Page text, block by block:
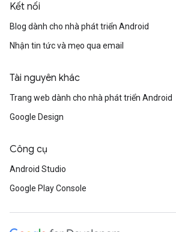
Kết nối
Blog dành cho nhà phát triển Android
Nhận tin tức và mẹo qua email
Tài nguyên khác
Trang web dành cho nhà phát triển Android
Google Design
Công cụ
Android Studio
Google Play Console